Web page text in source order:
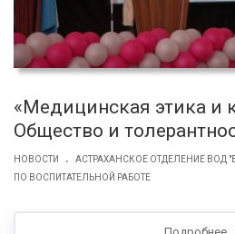
«Медицинская этика и
Общество и
НОВОСТИ . АСТРАХАНСКОЕ ОТДЕЛЕНИЕ ВОД
ПО ВОСПИТАТЕЛЬНОЙ РАБОТЕ